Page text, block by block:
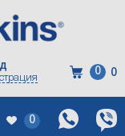
0 0
0